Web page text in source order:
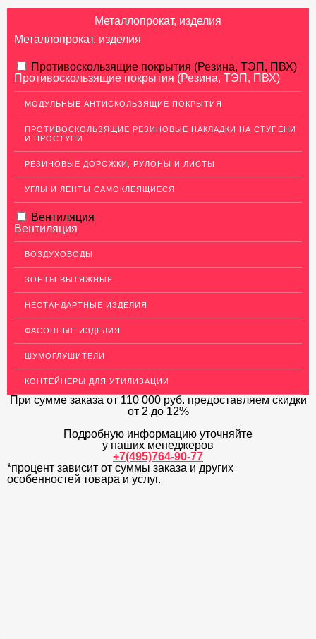
Металлопрокат, изделия
Металлопрокат, изделия
АЛЮМИНИЕВЫЙ ПРОКАТ
Перфорированный лист
Алюминиевые листы
Гладкие алюминиевые листы
Рифленые алюминиевые листы
Алюминиевые профили
Алюминиевые трубы
Профиль для гипсокартона, МДФ, панелей
ДЕКОРАТИВНЫЙ УГОЛОК
МЕТАЛЛИЧЕСКИЕ ПОРОГИ НАПОЛЬНЫЕ (ДЛЯ ПОЛА),
РАСКЛАДКА, ПЛИНТУС
Противоскользящие покрытия (Резина, ТЭП, ПВХ)
Противоскользящие покрытия (Резина, ТЭП, ПВХ)
МОДУЛЬНЫЕ АНТИСКОЛЬЗЯЩИЕ ПОКРЫТИЯ
ПРОТИВОСКОЛЬЗЯЩИЕ РЕЗИНОВЫЕ НАКЛАДКИ НА СТУПЕНИ
И ПРОСТУПИ
РЕЗИНОВЫЕ ДОРОЖКИ, РУЛОНЫ И ЛИСТЫ
УГЛЫ И ЛЕНТЫ САМОКЛЕЯЩИЕСЯ
Вентиляция
Вентиляция
ВОЗДУХОВОДЫ
ЗОНТЫ ВЫТЯЖНЫЕ
НЕСТАНДАРТНЫЕ ИЗДЕЛИЯ
ФАСОННЫЕ ИЗДЕЛИЯ
ШУМОГЛУШИТЕЛИ
КОНТЕЙНЕРЫ ДЛЯ УТИЛИЗАЦИИ
При сумме заказа от 110 000 руб. предоставляем скидки
от 2 до 12%
Подробную информацию уточняйте
у наших менеджеров
+7(495)764-90-77
*процент зависит от суммы заказа и других
особенностей товара и услуг.